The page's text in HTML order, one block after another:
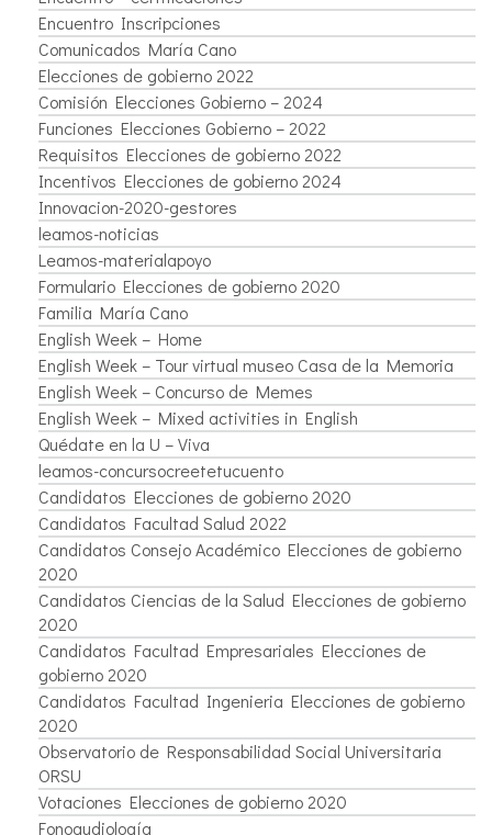
Encuentro Inscripciones
Comunicados María Cano
Elecciones de gobierno 2022
Comisión Elecciones Gobierno – 2024
Funciones Elecciones Gobierno – 2022
Requisitos Elecciones de gobierno 2022
Incentivos Elecciones de gobierno 2024
Innovacion-2020-gestores
leamos-noticias
Leamos-materialapoyo
Formulario Elecciones de gobierno 2020
Familia María Cano
English Week – Home
English Week – Tour virtual museo Casa de la Memoria
English Week – Concurso de Memes
English Week – Mixed activities in English
Quédate en la U – Viva
leamos-concursocreetetucuento
Candidatos Elecciones de gobierno 2020
Candidatos Facultad Salud 2022
Candidatos Consejo Académico Elecciones de gobierno
2020
Candidatos Ciencias de la Salud Elecciones de gobierno
2020
Candidatos Facultad Empresariales Elecciones de
gobierno 2020
Candidatos Facultad Ingenieria Elecciones de gobierno
2020
Observatorio de Responsabilidad Social Universitaria
ORSU
Votaciones Elecciones de gobierno 2020
Fonoaudiología